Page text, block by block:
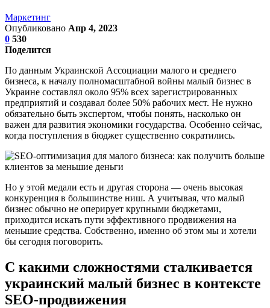
Маркетинг
Опубликовано Апр 4, 2023
0 530
Поделится
По данным Украинской Ассоциации малого и среднего
бизнеса, к началу полномасштабной войны малый бизнес в
Украине составлял около 95% всех зарегистрированных
предприятий и создавал более 50% рабочих мест. Не нужно
обязательно быть экспертом, чтобы понять, насколько он
важен для развития экономики государства. Особенно сейчас,
когда поступления в бюджет существенно сократились.
Но у этой медали есть и другая сторона — очень высокая
конкуренция в большинстве ниш. А учитывая, что малый
бизнес обычно не оперирует крупными бюджетами,
приходится искать пути эффективного продвижения на
меньшие средства. Собственно, именно об этом мы и хотели
бы сегодня поговорить.
С какими сложностями сталкивается
украинский малый бизнес в контексте
SEO-продвижения